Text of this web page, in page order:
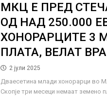
МКЦ Е ПРЕД
ОД НАД 250.000
ХОНОРАРЦИТЕ 3
ПЛАТА, ВЕЛАТ
2 јули 2025
Дваесетина млади хонорарци во
Скопје три месеци немаат земено